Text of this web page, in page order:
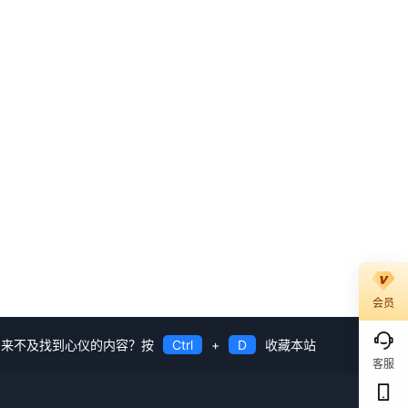
来不及找到心仪的内容？按 Ctrl + D 收藏本站
会员
客服